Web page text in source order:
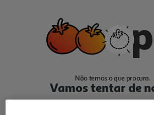
Não temos o que procura.
Vamos tentar de